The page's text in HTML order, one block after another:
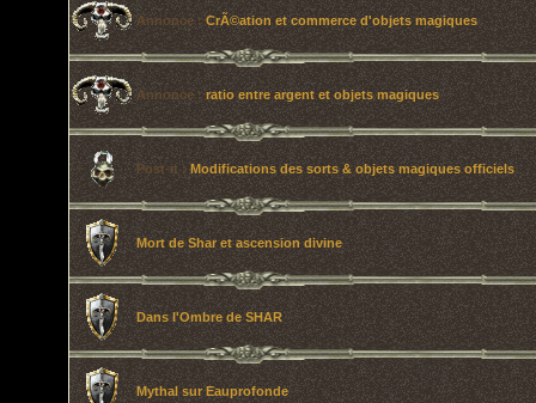
Annonce : CrÃ©ation et commerce d'objets magiques
Annonce : ratio entre argent et objets magiques
Post-it : Modifications des sorts & objets magiques officiels
Mort de Shar et ascension divine
Dans l'Ombre de SHAR
Mythal sur Eauprofonde